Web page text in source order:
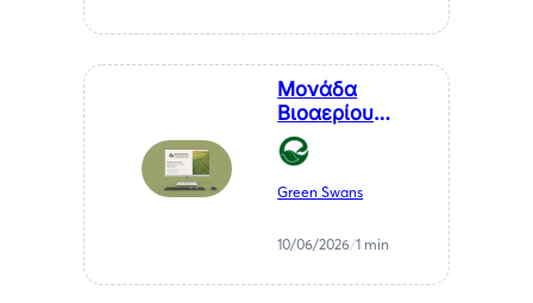
Μονάδα
Βιοαερίου
Βιοστερεά Α.Ε.
στον Μελιγαλά
Green Swans
10/06/2026/1 min